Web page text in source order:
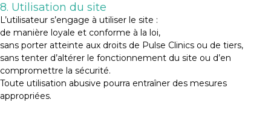
8. Utilisation du site
L’utilisateur s’engage à utiliser le site :
de manière loyale et conforme à la loi,
sans porter atteinte aux droits de Pulse Clinics ou de tiers,
sans tenter d’altérer le fonctionnement du site ou d’en
compromettre la sécurité.
Toute utilisation abusive pourra entraîner des mesures
appropriées.